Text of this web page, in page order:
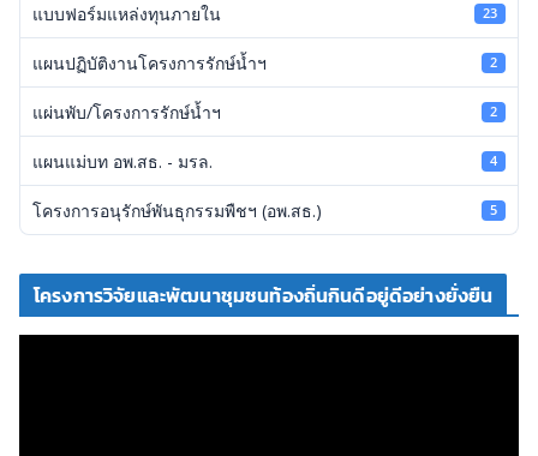
แบบฟอร์มแหล่งทุนภายใน 23
แผนปฏิบัติงานโครงการรักษ์น้ำฯ 2
แผ่นพับ/โครงการรักษ์น้ำฯ 2
แผนแม่บท อพ.สธ. - มรล. 4
โครงการอนุรักษ์พันธุกรรมพืชฯ (อพ.สธ.) 5
โครงการวิจัยและพัฒนาชุมชนท้องถิ่นกินดีอยู่ดีอย่างยั่งยืน